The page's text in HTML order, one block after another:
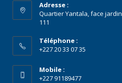
Adresse :
Quartier Yantala, face
111
Téléphone :
+227 20 33 07 35
Mobile :
+227 91189477